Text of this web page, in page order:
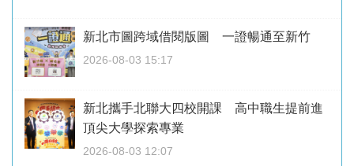
新北市圖跨域借閱版圖 一證暢通至新竹
2026-08-03 15:17
新北攜手北聯大四校開課 高中職生提前進
頂尖大學探索專業
2026-08-03 12:07